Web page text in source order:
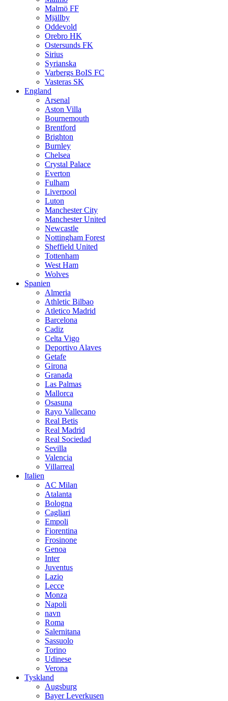
Malmö FF
Mjällby
Oddevold
Orebro HK
Ostersunds FK
Sirius
Syrianska
Varbergs BoIS FC
Vasteras SK
England
Arsenal
Aston Villa
Bournemouth
Brentford
Brighton
Burnley
Chelsea
Crystal Palace
Everton
Fulham
Liverpool
Luton
Manchester City
Manchester United
Newcastle
Nottingham Forest
Sheffield United
Tottenham
West Ham
Wolves
Spanien
Almeria
Athletic Bilbao
Atletico Madrid
Barcelona
Cadiz
Celta Vigo
Deportivo Alaves
Getafe
Girona
Granada
Las Palmas
Mallorca
Osasuna
Rayo Vallecano
Real Betis
Real Madrid
Real Sociedad
Sevilla
Valencia
Villarreal
Italien
AC Milan
Atalanta
Bologna
Cagliari
Empoli
Fiorentina
Frosinone
Genoa
Inter
Juventus
Lazio
Lecce
Monza
Napoli
navn
Roma
Salernitana
Sassuolo
Torino
Udinese
Verona
Tyskland
Augsburg
Bayer Leverkusen